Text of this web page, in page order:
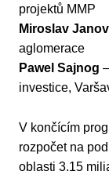
projektů MMP
Miroslav
aglomerace
Pawel Sajnog
investice,
V končícím
rozpočet na
oblasti 3,15